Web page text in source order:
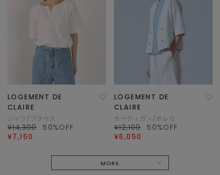
LOGEMENT DE
CLAIRE
シャツ/ブラウス
¥14,300 50%OFF
¥7,150
LOGEMENT DE
CLAIRE
カーディガン/ボレロ
¥12,100 50%OFF
¥6,050
MORE